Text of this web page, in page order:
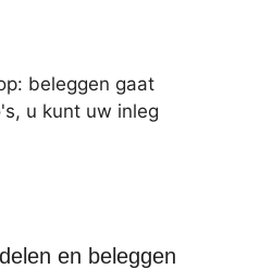
beleggen gaat
u kunt uw inleg
en beleggen